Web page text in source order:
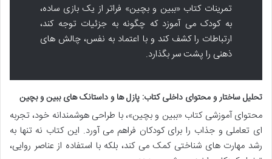
تمرینات کتاب «ببین و بچین» فراتر از یک بازی ساده،
به کودک می آموزد که چگونه به جزئیات توجه کند،
ارتباطات را کشف کند و با اعتماد به نفس، چالش های
ذهنی را پشت سر بگذارد.
تحلیل ساختار و محتوای داخلی کتاب: پازل ها و داستانک های ببین و بچین
محتوای آموزشی کتاب «ببین و بچین»، با طراحی هوشمندانه خود، تجربه
ای تعاملی و جذاب را برای کودکان فراهم می آورد. این کتاب نه تنها به
رشد مهارت های شناختی کمک می کند، بلکه با استفاده از عناصر روایی،